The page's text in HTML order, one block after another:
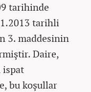
tarihinde
tarihli
3. maddesinin
Daire,
ispat
bu koşullar